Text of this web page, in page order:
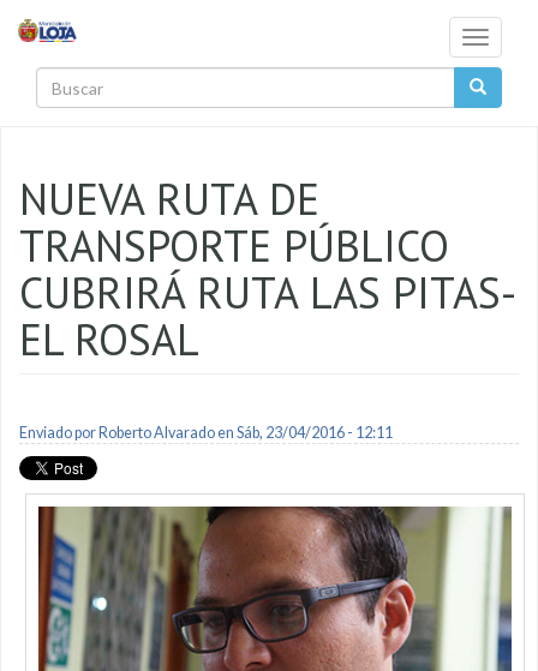
Toggle
NUEVA RUTA DE
TRANSPORTE PÚBLICO
CUBRIRÁ RUTA LAS PITAS-
EL ROSAL
Enviado por Roberto Alvaradoen Sáb, 23/04/2016 - 12:11